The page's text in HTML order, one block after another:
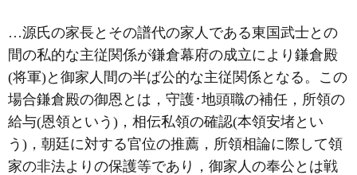
…源氏の家長とその譜代の家人である東国武士との
間の私的な主従関係が鎌倉幕府の成立により鎌倉殿
(将軍)と御家人間の半ば公的な主従関係となる。この
場合鎌倉殿の御恩とは，守護･地頭職の補任，所領の
給与(恩領という)，相伝私領の確認(本領安堵とい
う)，朝廷に対する官位の推薦，所領相論に際して領
家の非法よりの保護等であり，御家人の奉公とは戦